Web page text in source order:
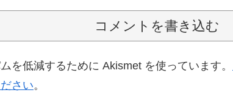
コメントを書き込む
を低減するために Akismet を使っています。
さい。